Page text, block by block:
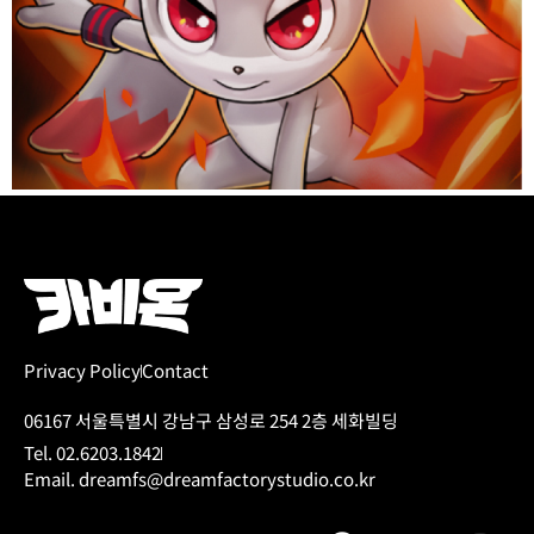
Privacy PolicyContact
06167 서울특별시 강남구 삼성로 254 2층 세화빌딩
Tel. 02.6203.1842
Email. dreamfs@dreamfactorystudio.co.kr